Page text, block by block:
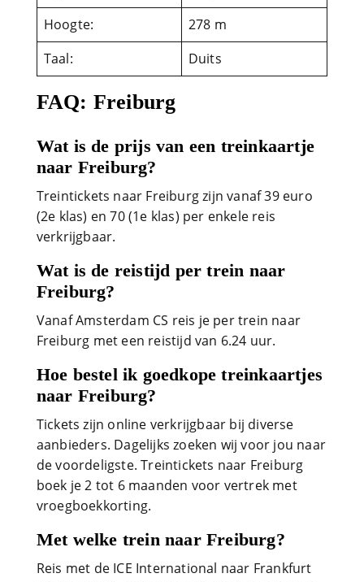
Hoogte:
278 m
Taal:
Duits
FAQ: Freiburg
Wat is de prijs van een treinkaartje
naar Freiburg?
Treintickets naar Freiburg zijn vanaf 39 euro
(2e klas) en 70 (1e klas) per enkele reis
verkrijgbaar.
Wat is de reistijd per trein naar
Freiburg?
Vanaf Amsterdam CS reis je per trein naar
Freiburg met een reistijd van 6.24 uur.
Hoe bestel ik goedkope treinkaartjes
naar Freiburg?
Tickets zijn online verkrijgbaar bij diverse
aanbieders. Dagelijks zoeken wij voor jou naar
de voordeligste. Treintickets naar Freiburg
boek je 2 tot 6 maanden voor vertrek met
vroegboekkorting.
Met welke trein naar Freiburg?
Reis met de ICE International naar Frankfurt